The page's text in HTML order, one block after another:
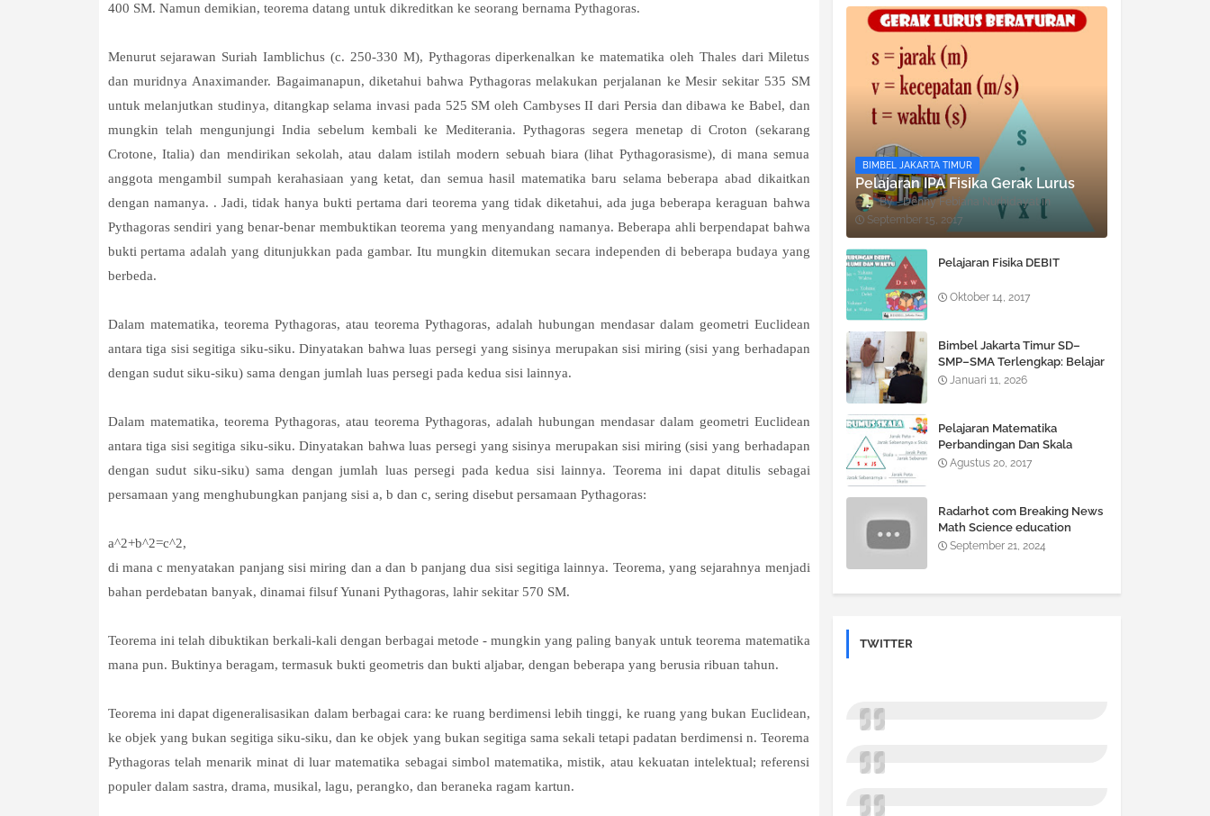
400 SM. Namun demikian, teorema datang untuk dikreditkan ke seorang bernama Pythagoras.
Menurut sejarawan Suriah Iamblichus (c. 250-330 M), Pythagoras diperkenalkan ke matematika oleh Thales dari Miletus
dan muridnya Anaximander. Bagaimanapun, diketahui bahwa Pythagoras melakukan perjalanan ke Mesir sekitar 535 SM
untuk melanjutkan studinya, ditangkap selama invasi pada 525 SM oleh Cambyses II dari Persia dan dibawa ke Babel, dan
mungkin telah mengunjungi India sebelum kembali ke Mediterania. Pythagoras segera menetap di Croton (sekarang
Crotone, Italia) dan mendirikan sekolah, atau dalam istilah modern sebuah biara (lihat Pythagorasisme), di mana semua
anggota mengambil sumpah kerahasiaan yang ketat, dan semua hasil matematika baru selama beberapa abad dikaitkan
dengan namanya. . Jadi, tidak hanya bukti pertama dari teorema yang tidak diketahui, ada juga beberapa keraguan bahwa
Pythagoras sendiri yang benar-benar membuktikan teorema yang menyandang namanya. Beberapa ahli berpendapat bahwa
bukti pertama adalah yang ditunjukkan pada gambar. Itu mungkin ditemukan secara independen di beberapa budaya yang
berbeda.
Dalam matematika, teorema Pythagoras, atau teorema Pythagoras, adalah hubungan mendasar dalam geometri Euclidean
antara tiga sisi segitiga siku-siku. Dinyatakan bahwa luas persegi yang sisinya merupakan sisi miring (sisi yang berhadapan
dengan sudut siku-siku) sama dengan jumlah luas persegi pada kedua sisi lainnya.
Dalam matematika, teorema Pythagoras, atau teorema Pythagoras, adalah hubungan mendasar dalam geometri Euclidean
antara tiga sisi segitiga siku-siku. Dinyatakan bahwa luas persegi yang sisinya merupakan sisi miring (sisi yang berhadapan
dengan sudut siku-siku) sama dengan jumlah luas persegi pada kedua sisi lainnya. Teorema ini dapat ditulis sebagai
persamaan yang menghubungkan panjang sisi a, b dan c, sering disebut persamaan Pythagoras:
a^2+b^2=c^2,
di mana c menyatakan panjang sisi miring dan a dan b panjang dua sisi segitiga lainnya. Teorema, yang sejarahnya menjadi
bahan perdebatan banyak, dinamai filsuf Yunani Pythagoras, lahir sekitar 570 SM.
Teorema ini telah dibuktikan berkali-kali dengan berbagai metode - mungkin yang paling banyak untuk teorema matematika
mana pun. Buktinya beragam, termasuk bukti geometris dan bukti aljabar, dengan beberapa yang berusia ribuan tahun.
Teorema ini dapat digeneralisasikan dalam berbagai cara: ke ruang berdimensi lebih tinggi, ke ruang yang bukan Euclidean,
ke objek yang bukan segitiga siku-siku, dan ke objek yang bukan segitiga sama sekali tetapi padatan berdimensi n. Teorema
Pythagoras telah menarik minat di luar matematika sebagai simbol matematika, mistik, atau kekuatan intelektual; referensi
populer dalam sastra, drama, musikal, lagu, perangko, dan beraneka ragam kartun.
BIMBEL JAKARTA TIMUR
Pelajaran IPA Fisika Gerak Lurus
Denny Febiana Nurhidayat
September 15, 2017
Pelajaran Fisika DEBIT
Oktober 14, 2017
Bimbel Jakarta Timur SD–
SMP–SMA Terlengkap: Belajar
Jadi Gampang, Nilai Auto Naik!
Januari 11, 2026
Pelajaran Matematika
Perbandingan Dan Skala
Agustus 20, 2017
Radarhot com Breaking News
Math Science education
September 21, 2024
TWITTER